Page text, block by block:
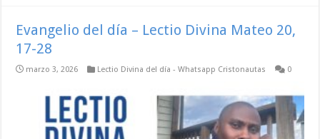
Evangelio del día – Lectio Divina Mateo 20,
17-28
marzo 3, 2026 Lectio Divina del día - Whatsapp Cristonautas 0